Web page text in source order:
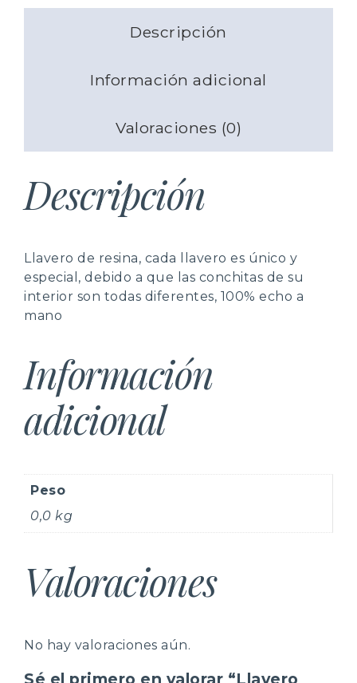
Si desea realizar una devolución simplemente debe
contacto@caracolinaartesania.com.
Descripción
Información adicional
Valoraciones (0)
Descripción
Llavero de resina, cada llavero es único y
especial, debido a que las conchitas de su
interior son todas diferentes, 100% echo a
mano
Información
adicional
Peso
0,0 kg
Valoraciones
No hay valoraciones aún.